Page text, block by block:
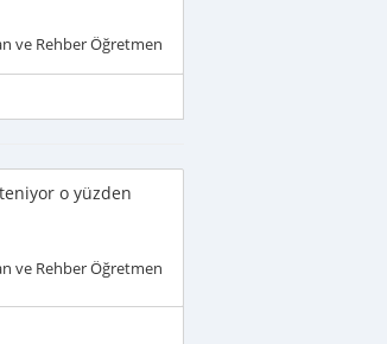
ve Rehber Öğretmen
o yüzden
ve Rehber Öğretmen